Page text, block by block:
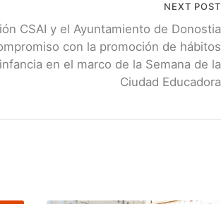
NEXT POST
CSAI y el Ayuntamiento de Donostia
con la promoción de hábitos
en el marco de la Semana de la
Ciudad Educadora